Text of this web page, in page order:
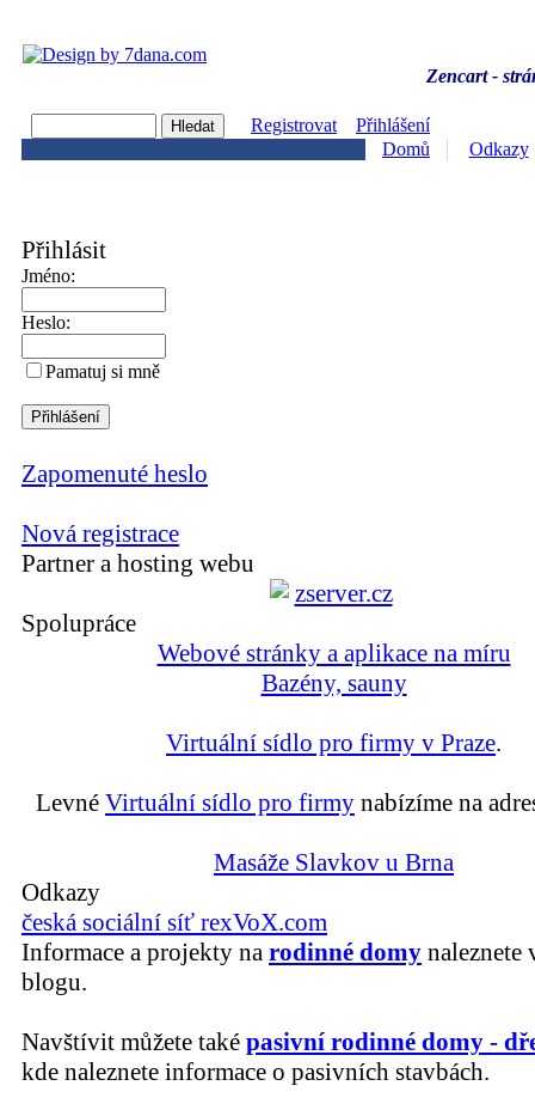
Zencart -
Registrovat
Přihlášení
Domů
Odkazy
Přihlásit
Jméno:
Heslo:
Pamatuj si mně
Zapomenuté heslo
Nová registrace
Partner a hosting webu
Spolupráce
Webové stránky a aplikace na míru
Bazény, sauny
Virtuální sídlo pro firmy v Praze.
Levné Virtuální sídlo pro firmy nabízíme na
Masáže Slavkov u Brna
Odkazy
česká sociální síť rexVoX.com
Informace a projekty na rodinné domy naleznete
blogu.
Navštívit můžete také pasivní rodinné domy -
kde naleznete informace o pasivních stavbách.